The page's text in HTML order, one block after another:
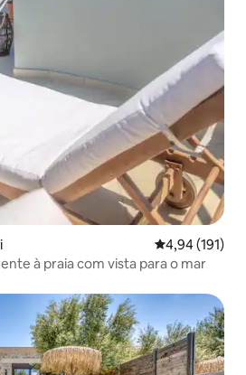
Classificação
4,94 (191)
à praia com vista para o mar